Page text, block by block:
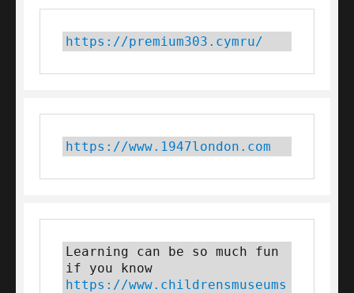
https://premium303.cymru/
https://www.1947london.com
Learning can be so much fun
https://www.childrensmuseums